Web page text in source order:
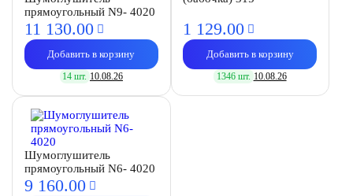
прямоугольный N9- 4020
11 130.00
Добавить в корзину
14 шт. 10.08.26
1 129.00
Добавить в корзину
1346 шт. 10.08.26
Шумоглушитель
прямоугольный N6- 4020
9 160.00